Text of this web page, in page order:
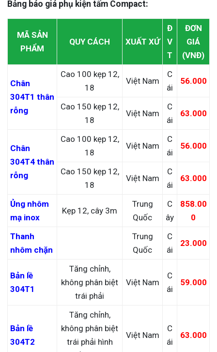
Bảng báo giá phụ kiện tấm Compact:
MÃ SẢN
PHẨM
QUY CÁCH XUẤT XỨ
Đ
V
T
ĐƠN
GIÁ
(VNĐ)
Chân
304T1 thân
rỗng
Cao 100 kẹp 12,
18
Việt Nam
C
ái
56.000
Cao 150 kẹp 12,
18
Việt Nam
C
ái
63.000
Chân
304T4 thân
rỗng
Cao 100 kẹp 12,
18
Việt Nam
C
ái
56.000
Cao 150 kẹp 12,
18
Việt Nam
C
ái
63.000
Ủng nhôm
mạ inox
Kẹp 12, cây 3m
Trung
Quốc
C
ây
858.00
0
Thanh
nhôm chặn
Trung
Quốc
C
ái
23.000
Bản lề
304T1
Tăng chỉnh,
không phân biệt
trái phải
Việt Nam
C
ái
59.000
Bản lề
304T2
Tăng chỉnh,
không phân biệt
trái phải hình
Việt Nam
C
ái
63.000